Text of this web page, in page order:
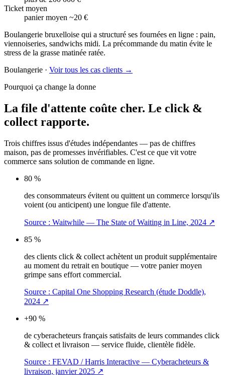
Ticket moyen
panier moyen ~20 €
Boulangerie bruxelloise qui a structuré ses fournées en ligne : pain,
viennoiseries, sandwichs midi. La précommande du matin évite le
stress de la grasse matinée ratée.
Boulangerie · Voir tous les cas clients →
Pourquoi ça change la donne
La file d'attente coûte cher. Le click &
collect rapporte.
Trois chiffres issus d'études indépendantes — pas de chiffres
maison, pas de promesses invérifiables. C'est ce que vit votre
commerce sans solution de commande en ligne.
80 %
des consommateurs évitent ou quittent un commerce lorsqu'ils
voient (ou anticipent) une longue file d'attente.
Source : Waitwhile — The State of Waiting in Line, 2024 ↗
85 %
des clients click & collect achètent un produit supplémentaire
au moment du retrait en boutique — votre panier moyen
grimpe sans effort commercial.
Source : Capital One Shopping Research (étude Doddle),
2024 ↗
+90 %
de cyberacheteurs français satisfaits de leurs commandes click
& collect et livraison — service fluide, clientèle fidèle.
Source : FEVAD / Harris Interactive — Cyberacheteurs &
livraison, janvier 2025 ↗